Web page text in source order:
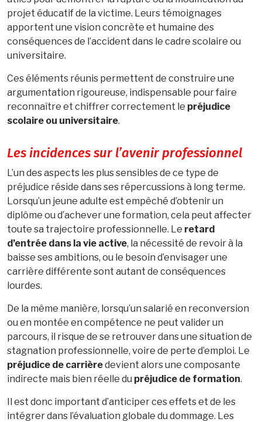
projet éducatif de la victime. Leurs témoignages
apportent une vision concrète et humaine des
conséquences de l’accident dans le cadre scolaire ou
universitaire.
Ces éléments réunis permettent de construire une
argumentation rigoureuse, indispensable pour faire
reconnaître et chiffrer correctement le préjudice
scolaire ou universitaire.
Les incidences sur l’avenir professionnel
L’un des aspects les plus sensibles de ce type de
préjudice réside dans ses répercussions à long terme.
Lorsqu’un jeune adulte est empêché d’obtenir un
diplôme ou d’achever une formation, cela peut affecter
toute sa trajectoire professionnelle. Le retard
d’entrée dans la vie active, la nécessité de revoir à la
baisse ses ambitions, ou le besoin d’envisager une
carrière différente sont autant de conséquences
lourdes.
De la même manière, lorsqu’un salarié en reconversion
ou en montée en compétence ne peut valider un
parcours, il risque de se retrouver dans une situation de
stagnation professionnelle, voire de perte d’emploi. Le
préjudice de carrièredevient alors une composante
indirecte mais bien réelle du préjudice de formation.
Il est donc important d’anticiper ces effets et de les
intégrer dans l’évaluation globale du dommage. Les